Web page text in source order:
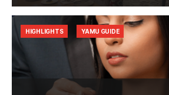
HIGHLIGHTS YAMU GUIDE